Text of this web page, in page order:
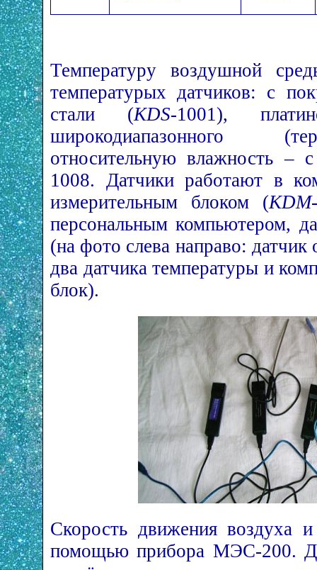
Температуру воздушной
температурых датчиков: с
стали (KDS-1001),
широкодиапазонного
относительную влажность
1008. Датчики работают в
измерительным блоком (KDМ
персональным компьютером,
(на фото слева направо:
два датчика температуры и
блок).
Скорость движения воздуха
помощью прибора МЭС-200.